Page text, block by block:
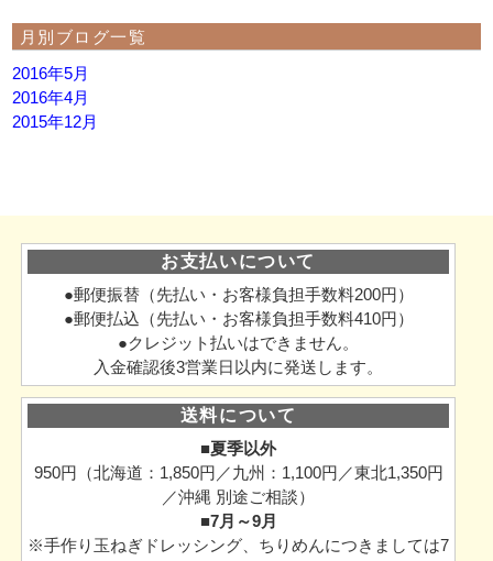
月別ブログ一覧
2016年5月
2016年4月
2015年12月
お支払いについて
●郵便振替（先払い・お客様負担手数料200円）
●郵便払込（先払い・お客様負担手数料410円）
●クレジット払いはできません。
入金確認後3営業日以内に発送します。
送料について
■夏季以外
950円（北海道：1,850円／九州：1,100円／東北1,350円
／沖縄 別途ご相談）
■7月～9月
※手作り玉ねぎドレッシング、ちりめんにつきましては7